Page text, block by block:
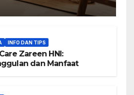
INFO DAN TIPS
Zareen HNI:
dan Manfaat